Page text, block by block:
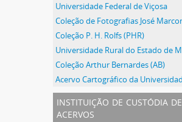
Universidade Federal de Viçosa
Coleção P. H. Rolfs (PHR)
Coleção Arthur Bernardes (AB)
instituição de custódia de
acervos